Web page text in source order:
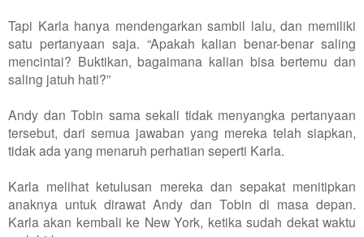
Tapi Karla hanya mendengarkan sambil lalu, dan memiliki
satu pertanyaan saja. “Apakah kalian benar-benar saling
mencintai? Buktikan, bagaimana kalian bisa bertemu dan
saling jatuh hati?”
Andy dan Tobin sama sekali tidak menyangka pertanyaan
tersebut, dari semua jawaban yang mereka telah siapkan,
tidak ada yang menaruh perhatian seperti Karla.
Karla melihat ketulusan mereka dan sepakat menitipkan
anaknya untuk dirawat Andy dan Tobin di masa depan.
Karla akan kembali ke New York, ketika sudah dekat waktu